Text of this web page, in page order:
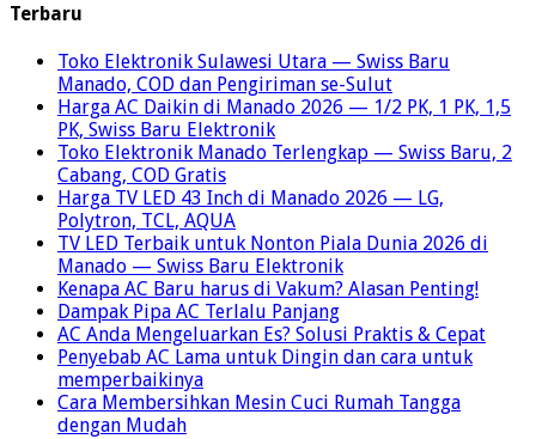
Terbaru
Toko Elektronik Sulawesi Utara — Swiss Baru
Manado, COD dan Pengiriman se-Sulut
Harga AC Daikin di Manado 2026 — 1/2 PK, 1 PK, 1,5
PK, Swiss Baru Elektronik
Toko Elektronik Manado Terlengkap — Swiss Baru, 2
Cabang, COD Gratis
Harga TV LED 43 Inch di Manado 2026 — LG,
Polytron, TCL, AQUA
TV LED Terbaik untuk Nonton Piala Dunia 2026 di
Manado — Swiss Baru Elektronik
Kenapa AC Baru harus di Vakum? Alasan Penting!
Dampak Pipa AC Terlalu Panjang
AC Anda Mengeluarkan Es? Solusi Praktis & Cepat
Penyebab AC Lama untuk Dingin dan cara untuk
memperbaikinya
Cara Membersihkan Mesin Cuci Rumah Tangga
dengan Mudah